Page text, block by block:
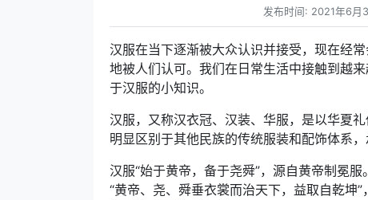
发布时间: 2021年6月
汉服在当下逐渐被大众认识并接受，现在经
地被人们认可。我们在日常生活中接触到越
于汉服的小知识。
汉服，又称汉衣冠、汉装、华服，是以华夏
明显区别于其他民族的传统服装和配饰体系
汉服“始于黄帝，备于尧舜”，源自黄帝制冕
“黄帝、尧、舜垂衣裳而治天下，益取自乾坤